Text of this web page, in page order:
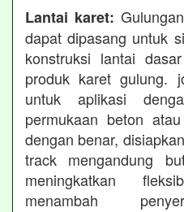
Lantai karet:
dapat dipasang untuk
konstruksi lantai
produk karet gulung.
untuk aplikasi
permukaan beton
dengan benar,
track mengandung
meningkatkan
menambah